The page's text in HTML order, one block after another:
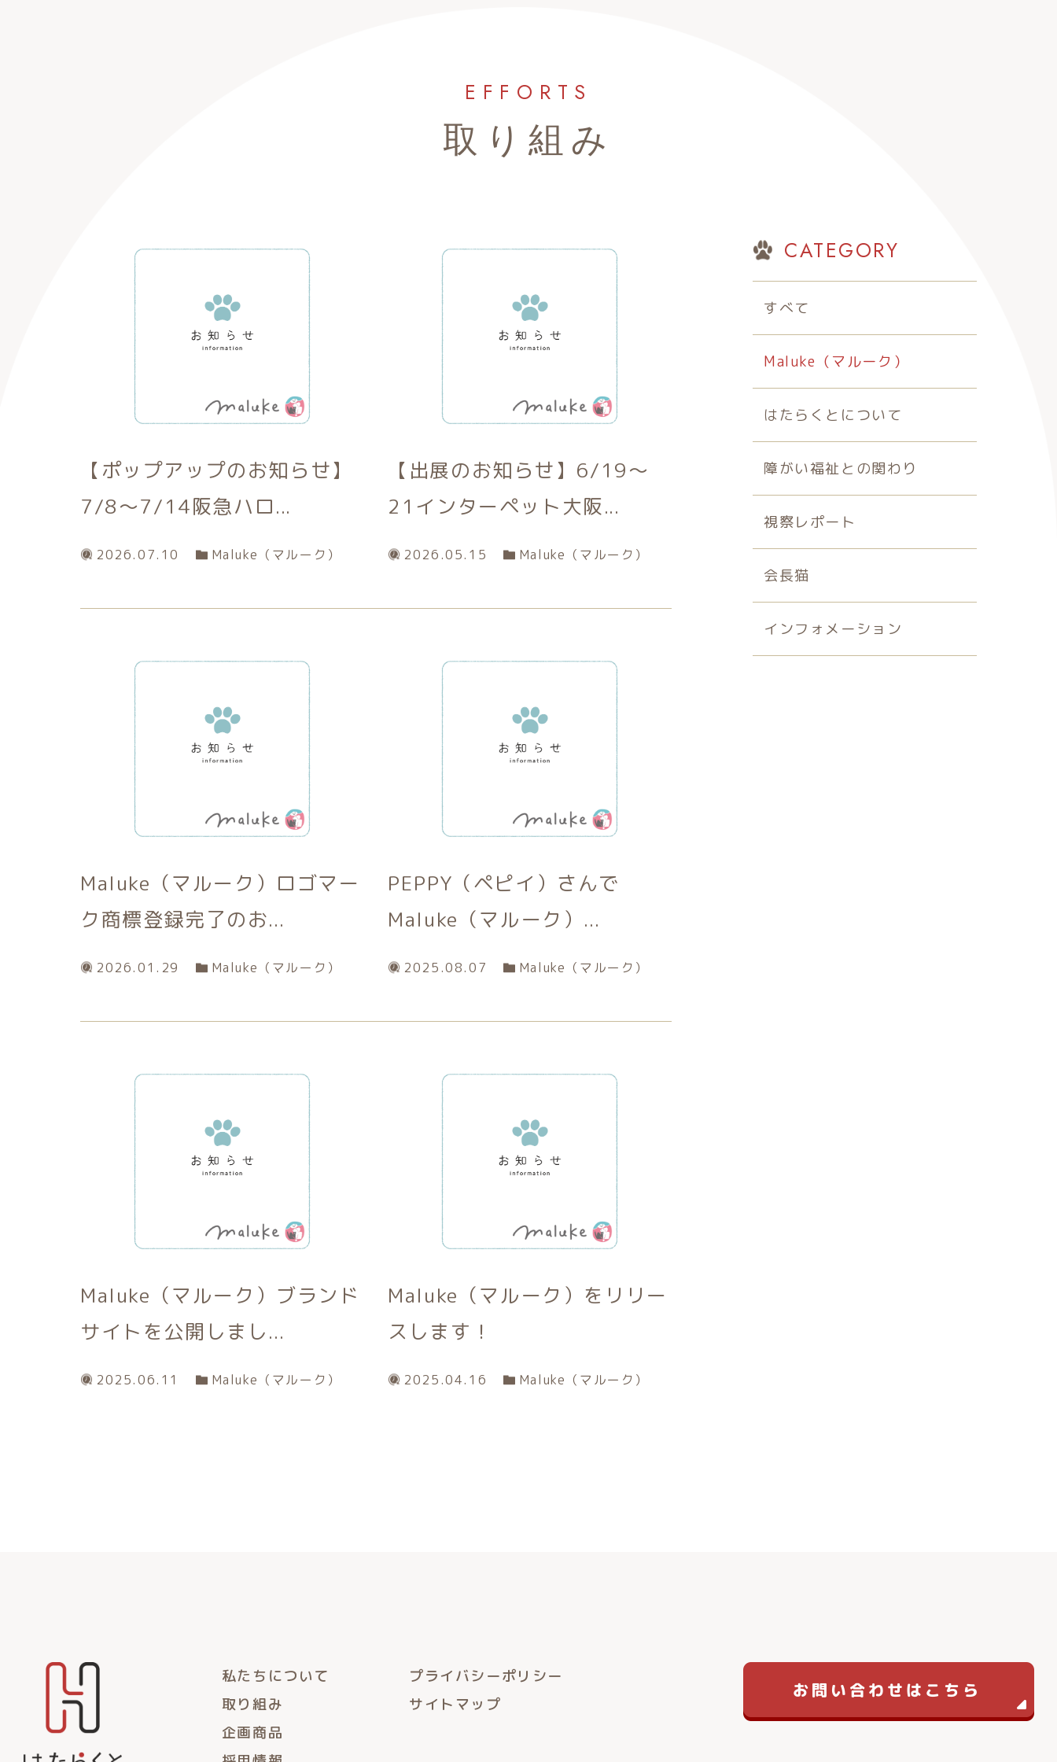
EFFORTS
取り組み
【ポップアップのお知らせ】
7/8～7/14阪急ハロ...
2026.07.10 Maluke（マルーク）
【出展のお知らせ】6/19～
21インターペット大阪...
2026.05.15 Maluke（マルーク）
Maluke（マルーク）ロゴマー
ク商標登録完了のお...
2026.01.29 Maluke（マルーク）
PEPPY（ペピイ）さんで
Maluke（マルーク）...
2025.08.07 Maluke（マルーク）
Maluke（マルーク）ブランド
サイトを公開しまし...
2025.06.11 Maluke（マルーク）
Maluke（マルーク）をリリー
スします！
2025.04.16 Maluke（マルーク）
CATEGORY
すべて
Maluke（マルーク）
はたらくとについて
障がい福祉との関わり
視察レポート
会長猫
インフォメーション
私たちについて
取り組み
企画商品
プライバシーポリシー
サイトマップ